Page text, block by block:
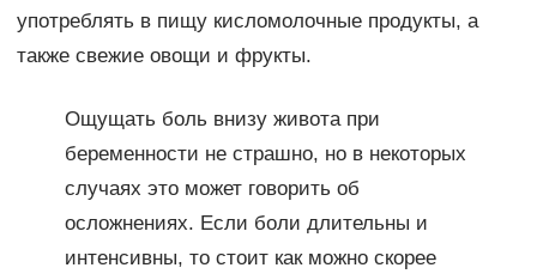
употреблять в пищу кисломолочные продукты, а
также свежие овощи и фрукты.
Ощущать боль внизу живота при
беременности не страшно, но в некоторых
случаях это может говорить об
осложнениях. Если боли длительны и
интенсивны, то стоит как можно скорее